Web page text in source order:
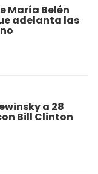
María Belén
adelanta las
a 28
Bill Clinton